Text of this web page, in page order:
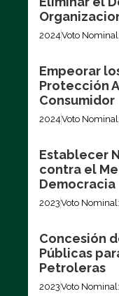
2024Voto
Empeorar
Protección
Consumidor
2024Voto
Establecer
contra el
Democracia
2023Voto
Concesión
Públicas
Petroleras
2023Voto